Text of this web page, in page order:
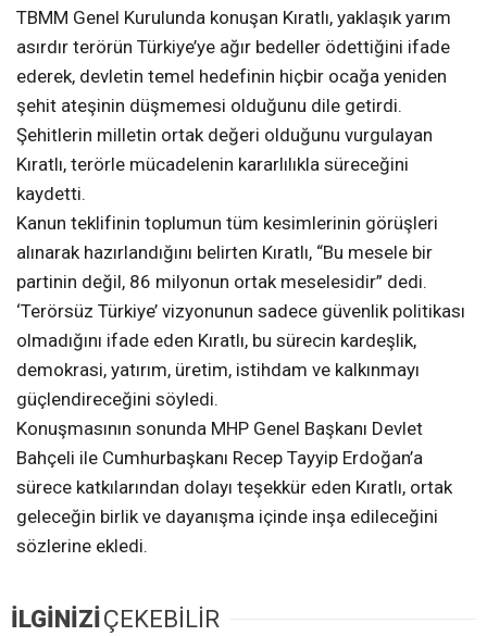
TBMM Genel Kurulunda konuşan Kıratlı, yaklaşık yarım
asırdır terörün Türkiye’ye ağır bedeller ödettiğini ifade
ederek, devletin temel hedefinin hiçbir ocağa yeniden
şehit ateşinin düşmemesi olduğunu dile getirdi.
Şehitlerin milletin ortak değeri olduğunu vurgulayan
Kıratlı, terörle mücadelenin kararlılıkla süreceğini
kaydetti.
Kanun teklifinin toplumun tüm kesimlerinin görüşleri
alınarak hazırlandığını belirten Kıratlı, “Bu mesele bir
partinin değil, 86 milyonun ortak meselesidir” dedi.
‘Terörsüz Türkiye’ vizyonunun sadece güvenlik politikası
olmadığını ifade eden Kıratlı, bu sürecin kardeşlik,
demokrasi, yatırım, üretim, istihdam ve kalkınmayı
güçlendireceğini söyledi.
Konuşmasının sonunda MHP Genel Başkanı Devlet
Bahçeli ile Cumhurbaşkanı Recep Tayyip Erdoğan’a
sürece katkılarından dolayı teşekkür eden Kıratlı, ortak
geleceğin birlik ve dayanışma içinde inşa edileceğini
sözlerine ekledi.
İLGİNİZİÇEKEBİLİR